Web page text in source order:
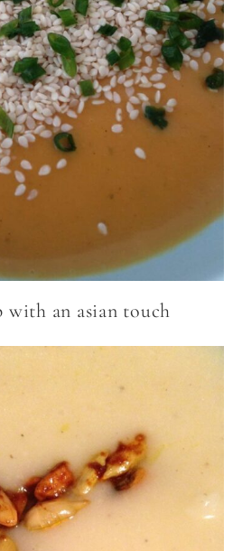
with an asian touch